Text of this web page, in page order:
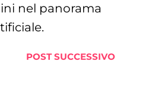
nel panorama
POST SUCCESSIVO